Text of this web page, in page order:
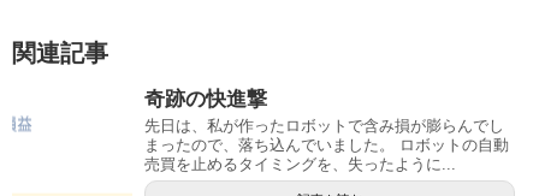
関連記事
奇跡の快進撃
先日は、私が作ったロボットで含み損が膨らんでし
まったので、落ち込んでいました。 ロボットの自動
売買を止めるタイミングを、失ったように...